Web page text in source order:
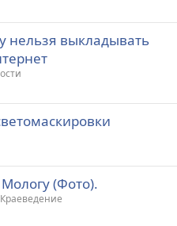
нельзя выкладывать
(Фото).